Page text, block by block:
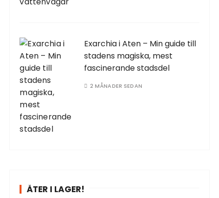
Exarchia i Aten – Min guide till
stadens magiska, mest
fascinerande stadsdel
2 MÅNADER SEDAN
ÅTER I LAGER!